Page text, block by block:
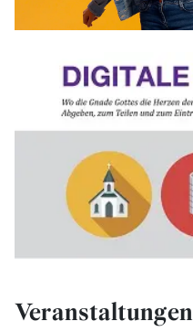
Veranstaltungen